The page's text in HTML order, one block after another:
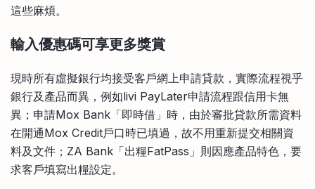
這些麻煩。
輸入優惠碼可享更多獎賞
現時所有虛擬銀行均接受客戶網上申請貸款，實際流程視乎
銀行及產品而異，例如livi PayLater申請流程跟信用卡無
異；申請Mox Bank「即時借」時，由於審批貸款所需資料
在開通Mox Credit戶口時已填過，故不用重新提交相關資
料及文件；ZA Bank「出糧FatPass」則因應產品特色，要
求客戶填寫出糧設定。